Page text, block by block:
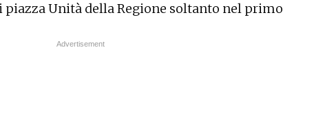
piazza Unità della Regione soltanto nel primo